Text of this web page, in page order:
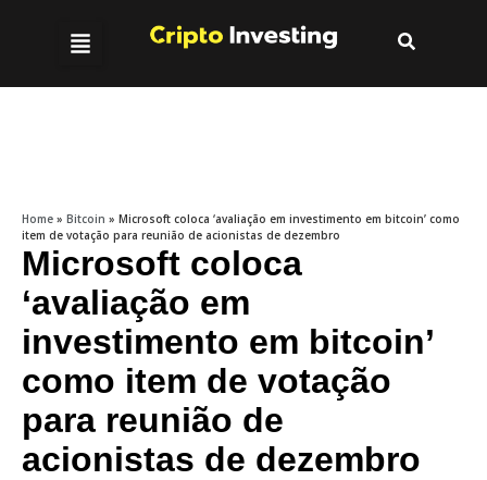
Home » Bitcoin » Microsoft coloca ‘avaliação em investimento em bitcoin’ como
item de votação para reunião de acionistas de dezembro
Microsoft coloca
‘avaliação em
investimento em bitcoin’
como item de votação
para reunião de
acionistas de dezembro